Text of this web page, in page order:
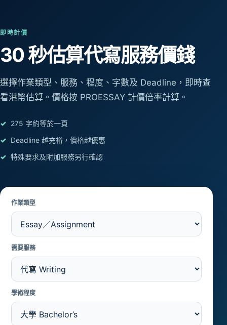
即時計價
30 秒估算代寫服務價錢
選擇作業類型、服務、程度、字數及 Deadline，即時查
看港幣估算。價格按 PROESSAY 計價倍率計算。
275 字約等於一頁
Deadline 越充裕，價格越優惠
特殊要求及附加服務另行確認
作業類型
需要服務
學術程度